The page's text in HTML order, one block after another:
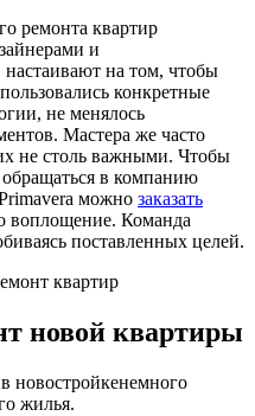
ремонта квартир
и
на том, чтобы
конкретные
не менялось
Мастера же часто
не столь важными. Чтобы
в компанию
можно заказать
воплощение. Команда
поставленных целей.
новой квартиры
новостройкенемного
жилья.